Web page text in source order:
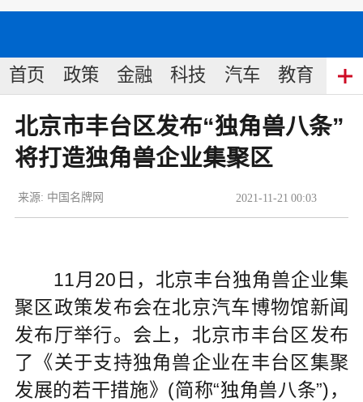
首页 政策 金融 科技 汽车 教育 食
北京市丰台区发布“独角兽八条”
将打造独角兽企业集聚区
2021-11-21 00:03
来源: 中国名牌网
11月20日，北京丰台独角兽企业集
聚区政策发布会在北京汽车博物馆新闻
发布厅举行。会上，北京市丰台区发布
了《关于支持独角兽企业在丰台区集聚
发展的若干措施》(简称“独角兽八条”)，